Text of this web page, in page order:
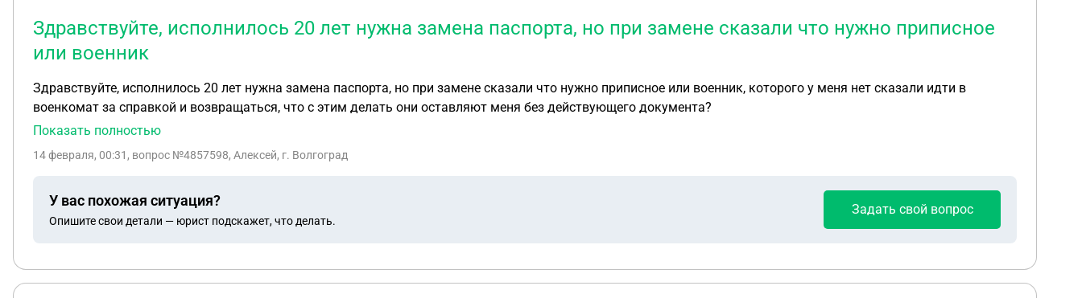
Здравствуйте, исполнилось 20 лет нужна замена паспорта, но при замене сказали что нужно приписное
или военник
Здравствуйте, исполнилось 20 лет нужна замена паспорта, но при замене сказали что нужно приписное или военник, которого у меня нет сказали идти в
военкомат за справкой и возвращаться, что с этим делать они оставляют меня без действующего документа?
Показать полностью
14 февраля, 00:31 , вопрос №4857598, Алексей, г. Волгоград
У вас похожая ситуация?
Опишите свои детали — юрист подскажет, что делать.
Задать свой вопрос